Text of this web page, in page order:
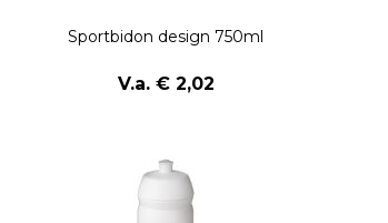
Sportbidon design 750ml
V.a. € 2,02